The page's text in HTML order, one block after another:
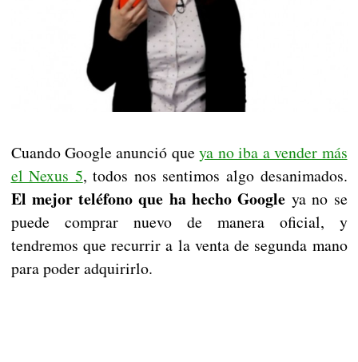
Cuando Google anunció queya no iba a vender más
el Nexus 5, todos nos sentimos algo desanimados.
El mejor teléfono que ha hecho Google ya no se
puede comprar nuevo de manera oficial, y
tendremos que recurrir a la venta de segunda mano
para poder adquirirlo.